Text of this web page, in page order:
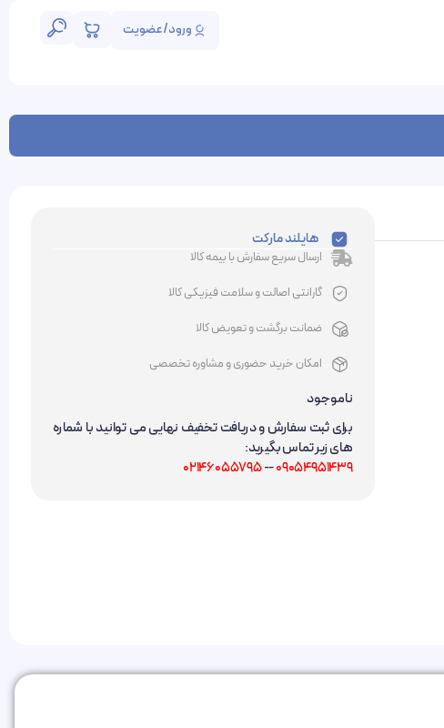
ورود/عضویت
هایلند مارکت
ارسال سریع سفارش با بیمه کالا
گارانتی اصالت و سلامت فیزیکی کالا
ضمانت برگشت و تعویض کالا
امکان خرید حضوری و مشاوره تخصصی
ناموجود
برای ثبت سفارش و دریافت تخفیف نهایی می توانید با شماره
های زیر تماس بگیرید:
09054951439
--
02146055795